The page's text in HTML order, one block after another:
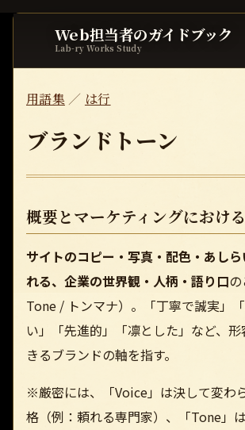
Web担当者のガイドブック
Lab-ry Works Study
用語集／ は行
ブランドトーン
概要とマーケティングにおけ
サイトのコピー・写真・配色・あし
れる、企業の世界観・人柄・語り口
Tone / トンマナ）。「丁寧で誠実」
い」「先進的」「凛とした」など、
きるブランドの軸を指す。
※厳密には、「Voice」は決して変わ
格（例：頼れる専門家）、「Tone」